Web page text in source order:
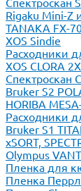
Спектроскан
Rigaku Mini-Z
TANAKA FX-
XOS Sindie
Расходники
XOS CLORA
Спектроскан
Bruker S2
HORIBA
Расходники
Bruker S1
xSORT,
Olympus
Пленка для
Пленка